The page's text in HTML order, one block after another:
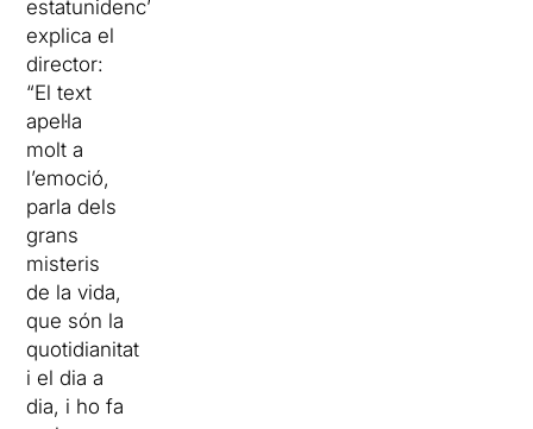
estatunidenc”,
explica el
director:
“El text
apel·la
molt a
l’emoció,
parla dels
grans
misteris
de la vida,
que són la
quotidianitat
i el dia a
dia, i ho fa